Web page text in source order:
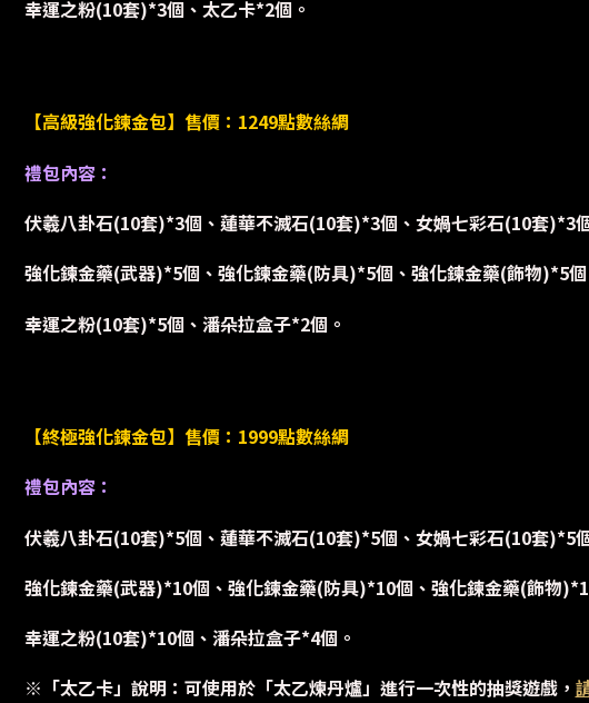
幸運之粉(10套)*3個、太乙卡*2個。
【高級強化鍊金包】售價：1249點數絲綢
禮包內容：
伏羲八卦石(10套)*3個、蓮華不滅石(10套)*3個、女媧七彩石(10套)*3
強化鍊金藥(武器)*5個、強化鍊金藥(防具)*5個、強化鍊金藥(飾物)*5
幸運之粉(10套)*5個、潘朵拉盒子*2個。
【終極強化鍊金包】售價：1999點數絲綢
禮包內容：
伏羲八卦石(10套)*5個、蓮華不滅石(10套)*5個、女媧七彩石(10套)*5
強化鍊金藥(武器)*10個、強化鍊金藥(防具)*10個、強化鍊金藥(飾物
幸運之粉(10套)*10個、潘朵拉盒子*4個。
※「太乙卡」說明：可使用於「太乙煉丹爐」進行一次性的抽獎遊戲，